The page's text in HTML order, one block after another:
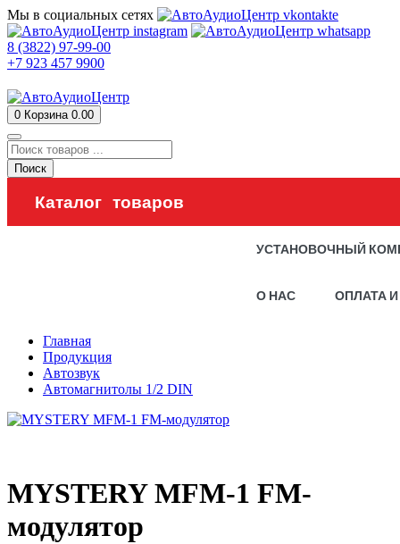
Мы в социальных сетях
8 (3822) 97-99-00
+7 923 457 9900
0 Корзина 0.00
Поиск
Каталог товаров
УСТАНОВОЧНЫЙ
О НАС ОПЛАТА
Главная
Продукция
Автозвук
Автомагнитолы 1/2 DIN
MYSTERY MFM-1 FM-
модулятор